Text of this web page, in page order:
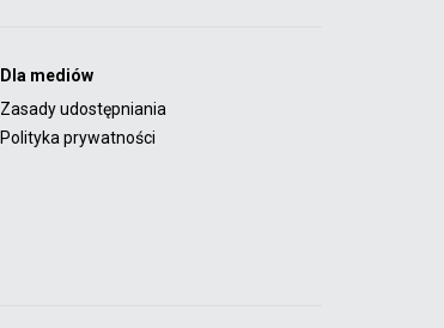
Dla mediów
Zasady udostępniania
Polityka prywatności